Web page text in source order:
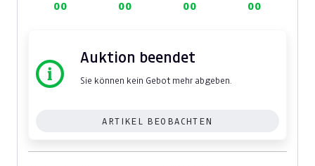
00 00 00 00
Auktion beendet
Sie können kein Gebot mehr abgeben.
ARTIKEL BEOBACHTEN